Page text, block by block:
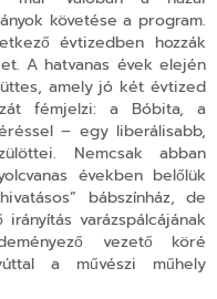
követése a program.
évtizedben hozzák
A hatvanas évek elején
amely jó két évtized
fémjelzi: a Bóbita, a
– egy liberálisabb,
Nemcsak abban
években belőlük
bábszínház, de
varázspálcájának
vezető köré
a művészi műhely